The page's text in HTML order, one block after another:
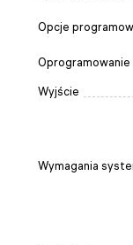
Opcje
Oprogramowanie
Wyjście
Wymagania